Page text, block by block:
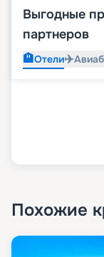
Выгодные
партнеров
🏨Отели✈️
Похожие